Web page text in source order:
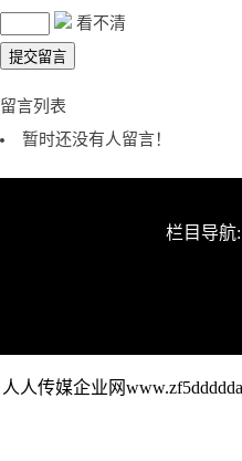
看不清
留言列表
暂时还没有人留言！
栏目导航:
人人传媒企业网